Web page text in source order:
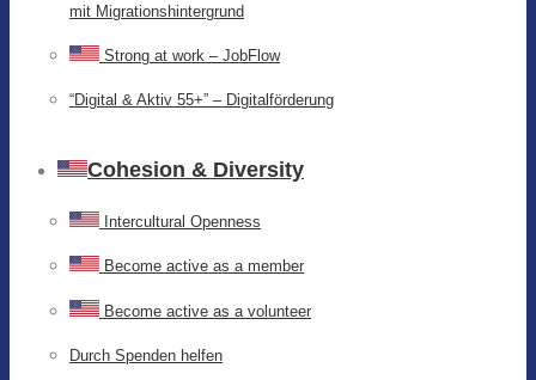
mit Migrationshintergrund
Strong at work – JobFlow
“Digital & Aktiv 55+” – Digitalförderung
Cohesion & Diversity
Intercultural Openness
Become active as a member
Become active as a volunteer
Durch Spenden helfen